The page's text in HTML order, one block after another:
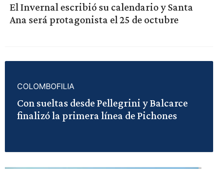
El Invernal escribió su calendario y Santa
Ana será protagonista el 25 de octubre
COLOMBOFILIA
Con sueltas desde Pellegrini y Balcarce
finalizó la primera línea de Pichones